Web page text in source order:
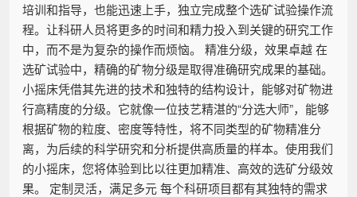
培训和指导，也能迅速上手，独立完成整个选矿试验操作流
程。让科研人员将更多的时间和精力投入到关键的研究工作
中，而不是为复杂的操作而烦恼。 精准分级，效果卓越 在
选矿试验中，精确的矿物分级是取得准确研究成果的基础。
小摇床凭借其先进的技术和独特的结构设计，能够对矿物进
行高精度的分级。它就像一位技艺精湛的“分选大师”，能够
根据矿物的粒度、密度等特性，将不同类型的矿物精准分
离，为后续的科学研究和分析提供高质量的样本。使用我们
的小摇床，您将体验到比以往更加精准、高效的选矿分级效
果。 定制灵活，满足多元 每个科研项目都有其独特的需求